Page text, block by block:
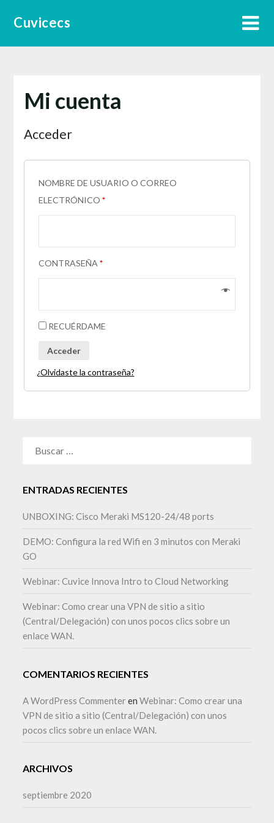
Cuvicecs
Mi cuenta
Acceder
NOMBRE DE USUARIO O CORREO
ELECTRÓNICO *
CONTRASEÑA *
RECUÉRDAME
Acceder
¿Olvidaste la contraseña?
ENTRADAS RECIENTES
UNBOXING: Cisco Meraki MS120-24/48 ports
DEMO: Configura la red Wifi en 3 minutos con Meraki
GO
Webinar: Cuvice Innova Intro to Cloud Networking
Webinar: Como crear una VPN de sitio a sitio
(Central/Delegación) con unos pocos clics sobre un
enlace WAN.
COMENTARIOS RECIENTES
A WordPress CommenterenWebinar: Como crear una
VPN de sitio a sitio (Central/Delegación) con unos
pocos clics sobre un enlace WAN.
ARCHIVOS
septiembre 2020